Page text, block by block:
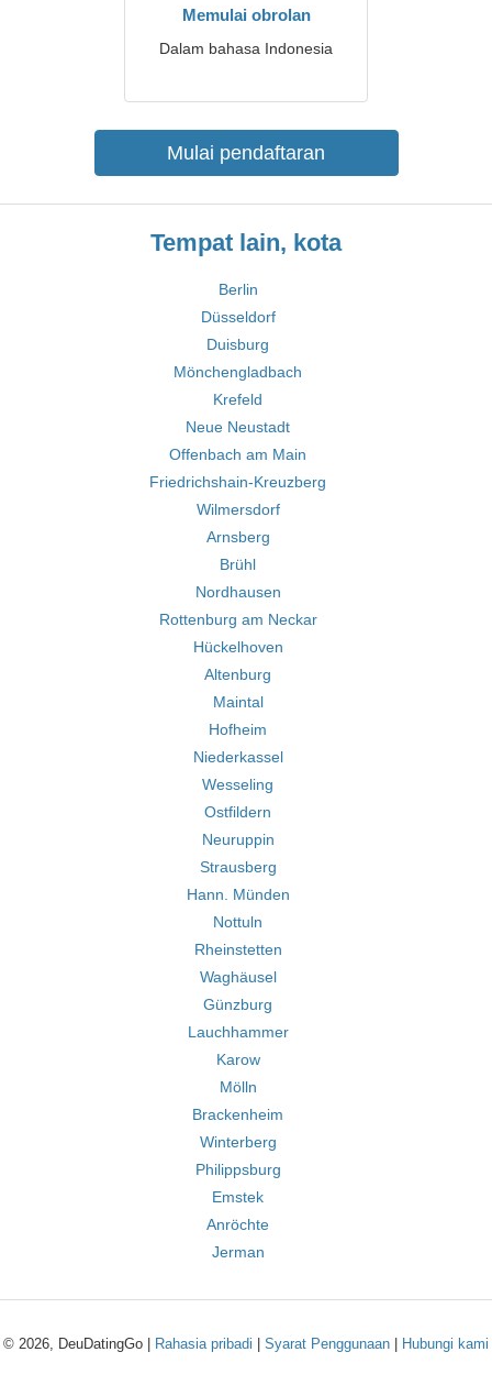
Memulai obrolan
Dalam bahasa Indonesia
Mulai pendaftaran
Tempat lain, kota
Berlin
Düsseldorf
Duisburg
Mönchengladbach
Krefeld
Neue Neustadt
Offenbach am Main
Friedrichshain-Kreuzberg
Wilmersdorf
Arnsberg
Brühl
Nordhausen
Rottenburg am Neckar
Hückelhoven
Altenburg
Maintal
Hofheim
Niederkassel
Wesseling
Ostfildern
Neuruppin
Strausberg
Hann. Münden
Nottuln
Rheinstetten
Waghäusel
Günzburg
Lauchhammer
Karow
Mölln
Brackenheim
Winterberg
Philippsburg
Emstek
Anröchte
Jerman
© 2026, DeuDatingGo | Rahasia pribadi Syarat Penggunaan Hubungi kami